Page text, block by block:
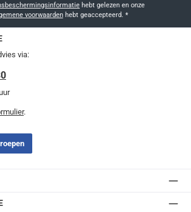
voorwaardenhebt geaccepteerd. *
via:
.